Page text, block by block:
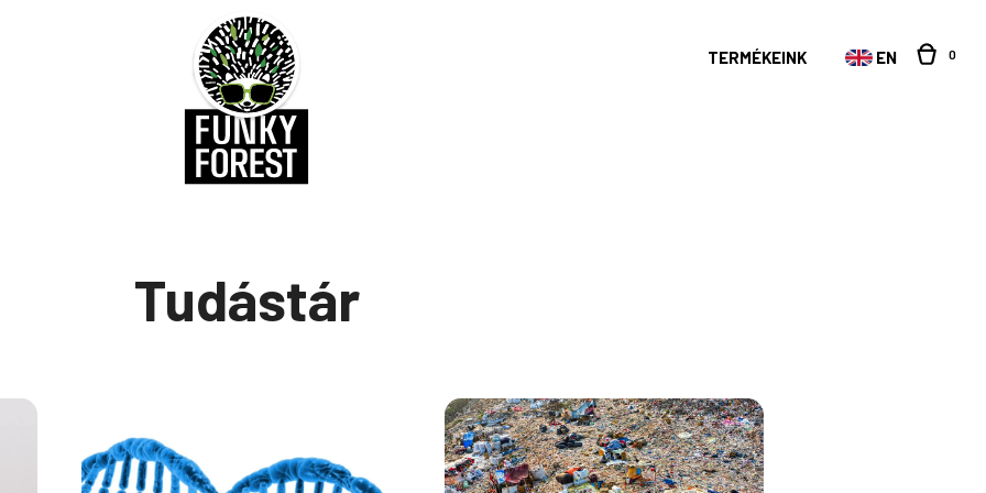
TERMÉKEINK EN 0
Tudástár